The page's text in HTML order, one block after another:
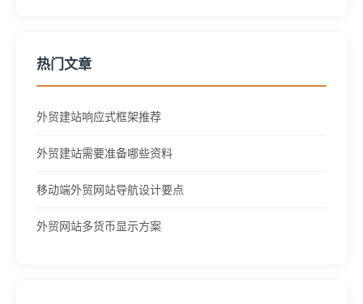
热门文章
外贸建站响应式框架推荐
外贸建站需要准备哪些资料
移动端外贸网站导航设计要点
外贸网站多货币显示方案